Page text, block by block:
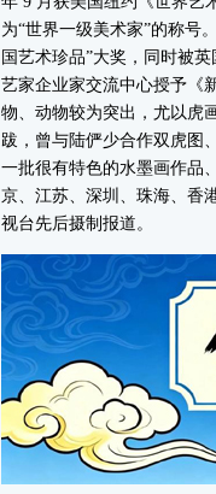
为“世界一级美术家”的称号
国艺术珍品”大奖，同时被
艺家企业家交流中心授予《
物、动物较为突出，尤以虎
跋，曾与陆俨少合作双虎图
一批很有特色的水墨画作品
京、江苏、深圳、珠海、香
视台先后摄制报道。